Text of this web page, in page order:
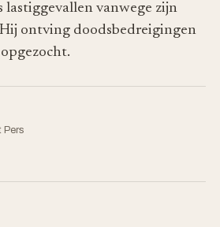
lastiggevallen vanwege zijn
ontving doodsbedreigingen
Pers